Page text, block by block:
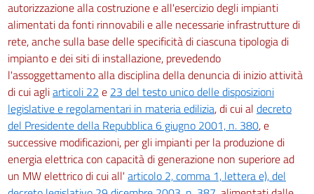
autorizzazione alla costruzione e all'esercizio degli impianti
alimentati da fonti rinnovabili e alle necessarie infrastrutture di
rete, anche sulla base delle specificità di ciascuna tipologia di
impianto e dei siti di installazione, prevedendo
l'assoggettamento alla disciplina della denuncia di inizio attività
di cui agliarticoli 22 e 23 del testo unico delle disposizioni
legislative e regolamentari in materia edilizia, di cui al decreto
del Presidente della Repubblica 6 giugno 2001, n. 380, e
successive modificazioni, per gli impianti per la produzione di
energia elettrica con capacità di generazione non superiore ad
un MW elettrico di cui all' articolo 2, comma 1, lettera e), del